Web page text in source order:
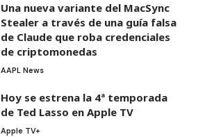
Una nueva variante del MacSync
Stealer a través de una guía falsa
de Claude que roba credenciales
de criptomonedas
AAPL News
Hoy se estrena la 4ª temporada
de Ted Lasso en Apple TV
Apple TV+